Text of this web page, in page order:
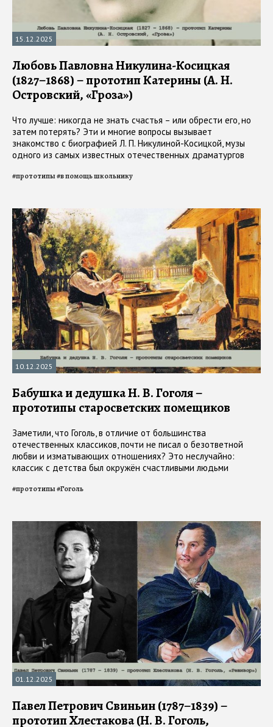
15.12.2025
Любовь Павловна Никулина-Косицкая
(1827–1868) – прототип Катерины (А. Н.
Островский, «Гроза»)
Что лучше: никогда не знать счастья – или обрести его, но
затем потерять? Эти и многие вопросы вызывает
знакомство с биографией Л. П. Никулиной-Косицкой, музы
одного из самых известных отечественных драматургов
#прототипы#в помощь школьнику
10.12.2025
Бабушка и дедушка Н. В. Гоголя –
прототипы старосветских помещиков
Заметили, что Гоголь, в отличие от большинства
отечественных классиков, почти не писал о безответной
любви и изматывающих отношениях? Это неслучайно:
классик с детства был окружён счастливыми людьми
#прототипы#Гоголь
01.12.2025
Павел Петрович Свиньин (1787–1839) –
прототип Хлестакова (Н. В. Гоголь,